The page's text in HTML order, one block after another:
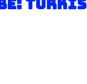
Türkis